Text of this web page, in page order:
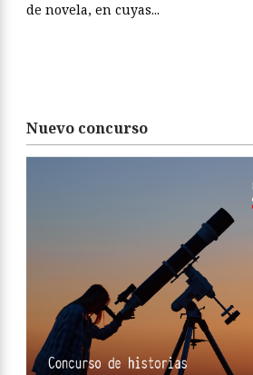
de novela, en cuyas...
Nuevo concurso